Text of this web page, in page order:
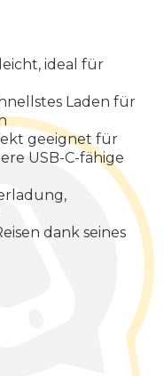
eicht, idea für
hne stes Laden für
e kt geeignet für
ere USB-C-fähige
r ad ung,
eisen dan k seines